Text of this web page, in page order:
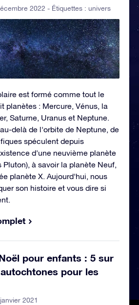
2022 - Étiquettes : univers
est formé comme tout le
planètes : Mercure, Vénus, la
Saturne, Uranus et Neptune.
delà de l'orbite de Neptune, de
spéculent depuis
d'une neuvième planète
à savoir la planète Neuf,
planète X. Aujourd'hui, nous
son histoire et vous dire si
pour enfants : 5 sur
pour les
2021